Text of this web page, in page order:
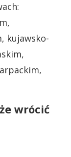
kujawsko-
wrócić